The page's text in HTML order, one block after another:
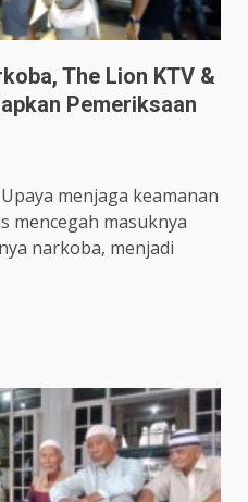
The Lion KTV &
Pemeriksaan
menjaga keamanan
mencegah masuknya
narkoba, menjadi